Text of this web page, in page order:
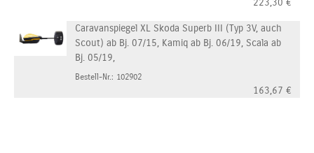
223,30 €
Caravanspiegel XL Skoda Superb III (Typ 3V, auch
Scout) ab Bj. 07/15, Kamiq ab Bj. 06/19, Scala ab
Bj. 05/19,
Bestell-Nr.: 102902
163,67 €